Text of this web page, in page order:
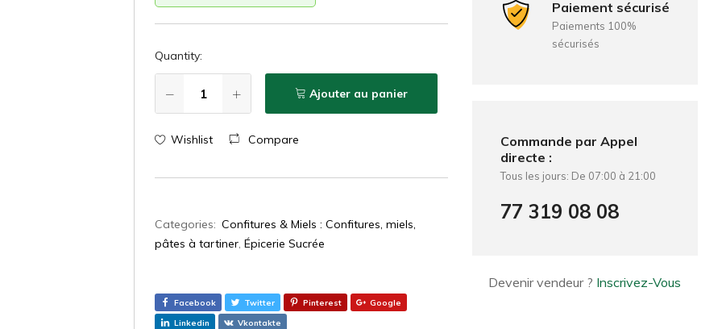
Quantity:
Ajouter au panier
Wishlist Compare
Categories: Confitures & Miels : Confitures, miels,
pâtes à tartiner,Épicerie Sucrée
Facebook Twitter Pinterest
Google
Linkedin
Vkontakte
Paiement sécurisé
Paiements 100%
sécurisés
Commande par Appel
directe :
Tous les jours: De 07:00 à 21:00
77 319 08 08
Devenir vendeur ? Inscrivez-Vous